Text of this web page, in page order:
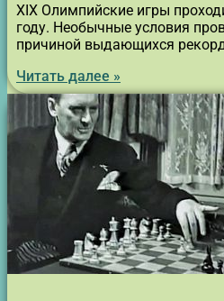
XIX Олимпийские игры
году. Необычные условия
причиной выдающихся
Читать далее »